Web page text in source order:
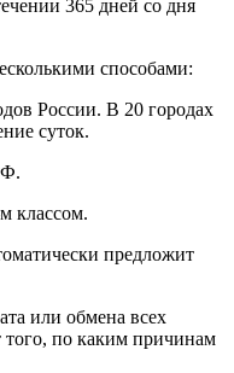
365 дней со дня
способами:
России. В 20 городах
суток.
классом.
предложит
или обмена всех
по каким причинам